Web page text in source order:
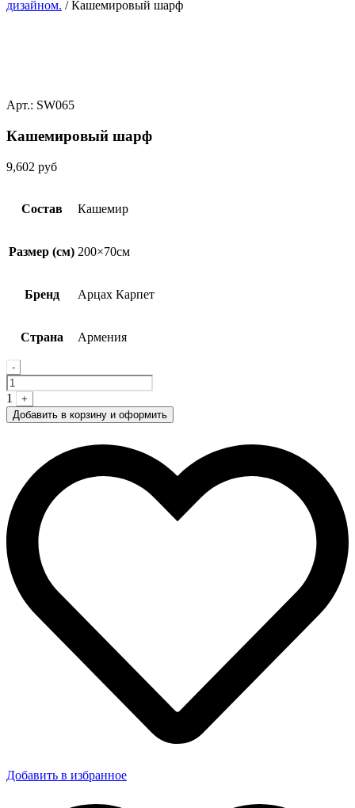
дизайном. / Кашемировый шарф
Арт.: SW065
Кашемировый шарф
9,602 руб
Состав Кашемир
Размер (см) 200×70см
Бренд Арцах Карпет
Страна Армения
Quantity
-
1
+
Добавить в корзину и оформить
Добавить в избранное